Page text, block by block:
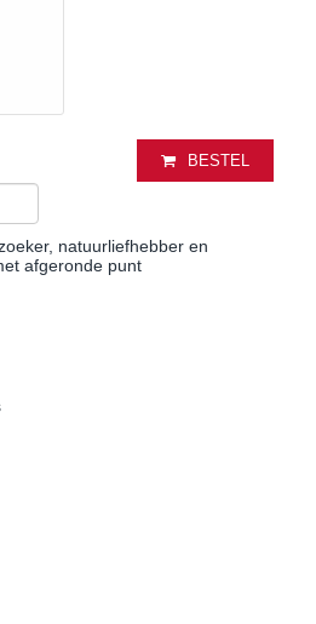
BESTEL
natuurliefhebber en
afgeronde punt